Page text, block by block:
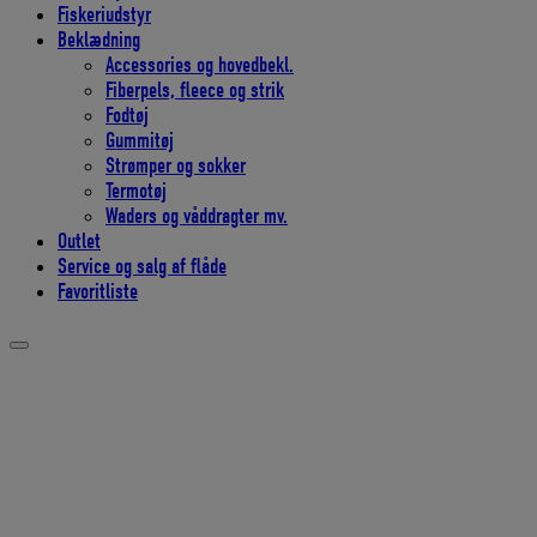
Fiskeriudstyr
Beklædning
Accessories og hovedbekl.
Fiberpels, fleece og strik
Fodtøj
Gummitøj
Strømper og sokker
Termotøj
Waders og våddragter mv.
Outlet
Service og salg af flåde
Favoritliste